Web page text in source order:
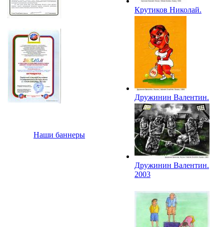
Наши баннеры
Крутиков Николай.
2003
Дружинин Валентин.
Сирена Вильямс.
2003
Дружинин Валентин.
2003